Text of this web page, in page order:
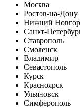
Москва
Ростов-на-Дону
Нижний
Санкт-
Ставрополь
Смоленск
Владимир
Севастополь
Курск
Красноярск
Ульяновск
Симферополь